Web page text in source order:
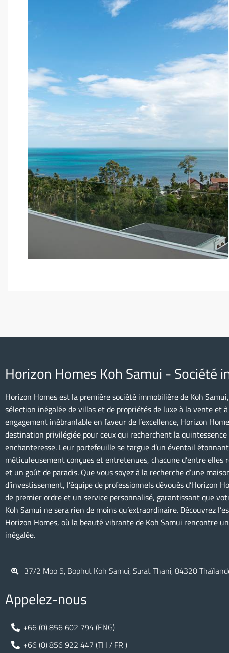
Horizon Homes Koh Samui - Société
Horizon Homes est la première société immobilière de Koh
sélection inégalée de villas et de propriétés de luxe à la vente et
engagement inébranlable en faveur de l’excellence, Horizon
destination privilégiée pour ceux qui recherchent la
enchanteresse. Leur portefeuille se targue d’un éventail
méticuleusement conçues et entretenues, chacune d’entre elles
et un goût de paradis. Que vous soyez à la recherche d’une
d’investissement, l’équipe de professionnels dévoués d’Horizon
de premier ordre et un service personnalisé, garantissant que
Koh Samui ne sera rien de moins qu’extraordinaire. Découvrez
Horizon Homes, où la beauté vibrante de Koh Samui rencontre
inégalée.
37/2 Moo 5, Bophut Koh Samui, Surat Thani, 84320
Appelez-nous
+66 (0) 856 602 794 (ENG)
+66 (0) 856 922 447 (TH / FR )